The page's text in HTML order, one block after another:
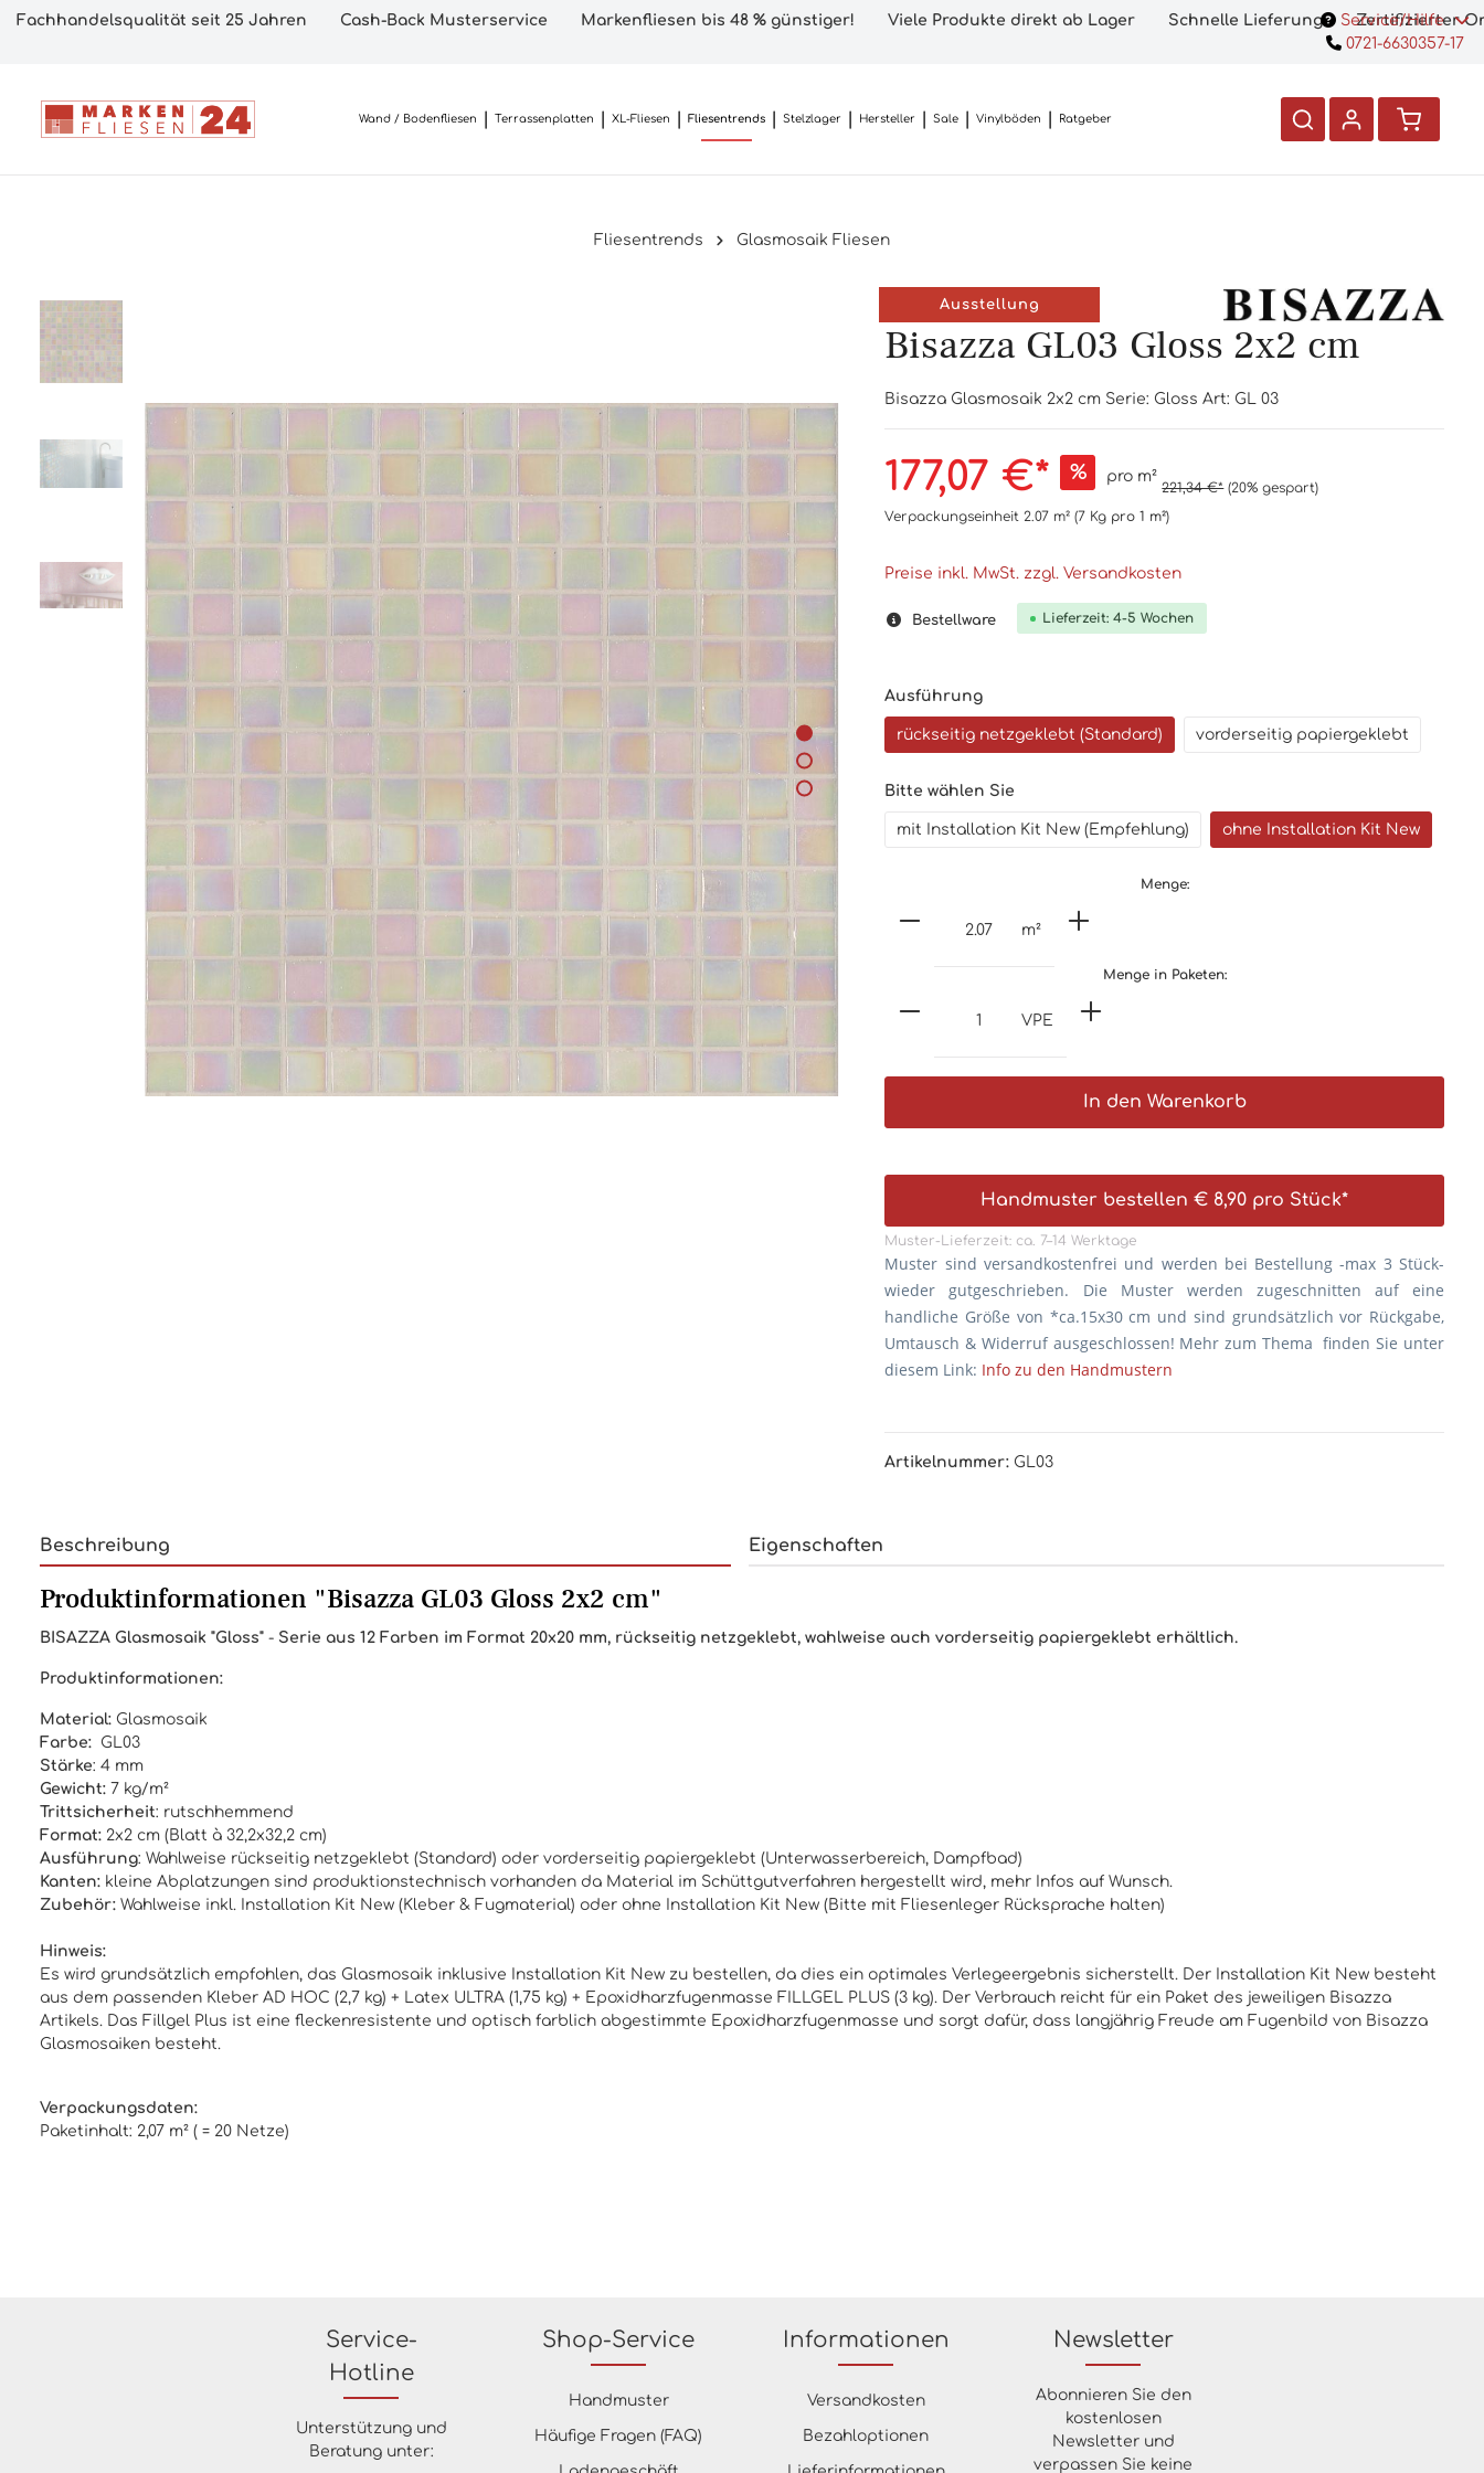
Fachhandelsqualität seit 25 Jahren Cash-Back Musterservice Markenfliesen bis 48 % günstiger! Viele Produkte direkt ab Lager Schnelle Lieferung Zertifizierter
Service/Hilfe
0721-6630357-17
Wand / Bodenfliesen Terrassenplatten XL-Fliesen Fliesentrends Stelzlager Hersteller Sale Vinylböden Ratgeber
Fliesentrends Glasmosaik Fliesen
Ausstellung
Bisazza GL03 Gloss 2x2 cm
Bisazza Glasmosaik 2x2 cm Serie: Gloss Art: GL 03
177,07 €* % pro m²
221,34 €* (20% gespart)
Verpackungseinheit 2.07 m²(7 Kg pro 1 m²)
Preise inkl. MwSt. zzgl. Versandkosten
Bestellware Lieferzeit: 4-5 Wochen
Ausführung
rückseitig netzgeklebt (Standard) vorderseitig papiergeklebt
Bitte wählen Sie
mit Installation Kit New (Empfehlung) ohne Installation Kit New
Menge:
m²
Menge in Paketen:
VPE
In den Warenkorb
Handmuster bestellen € 8,90 pro Stück*
Muster-Lieferzeit: ca. 7–14 Werktage
Muster sind versandkostenfrei und werden bei Bestellung -max 3 Stück-
wieder gutgeschrieben. Die Muster werden zugeschnitten auf eine
handliche Größe von *ca.15x30 cm und sind grundsätzlich vor Rückgabe,
Umtausch & Widerruf ausgeschlossen! Mehr zum Thema finden Sie unter
diesem Link: Info zu den Handmustern
Artikelnummer: GL03
Beschreibung Eigenschaften
Produktinformationen "Bisazza GL03 Gloss 2x2 cm"
BISAZZA Glasmosaik "Gloss" - Serie aus 12 Farben im Format 20x20 mm, rückseitig netzgeklebt, wahlweise auch vorderseitig papiergeklebt erhältlich.
Produktinformationen:
Material: Glasmosaik
Farbe: GL03
Stärke: 4 mm
Gewicht: 7 kg/m²
Trittsicherheit: rutschhemmend
Format: 2x2 cm (Blatt à 32,2x32,2 cm)
Ausführung: Wahlweise rückseitig netzgeklebt (Standard) oder vorderseitig papiergeklebt (Unterwasserbereich, Dampfbad)
Kanten: kleine Abplatzungen sind produktionstechnisch vorhanden da Material im Schüttgutverfahren hergestellt wird, mehr Infos auf Wunsch.
Zubehör: Wahlweise inkl. Installation Kit New ( Kleber & Fugmaterial) oder ohne Installation Kit New (Bitte mit Fliesenleger Rücksprache halten)
Hinweis:
Es wird grundsätzlich empfohlen, das Glasmosaik inklusive Installation Kit New zu bestellen, da dies ein optimales Verlegeergebnis sicherstellt. Der Installation Kit New besteht
aus dem passenden Kleber AD HOC (2,7 kg) + Latex ULTRA (1,75 kg) + Epoxidharzfugenmasse FILLGEL PLUS (3 kg). Der Verbrauch reicht für ein Paket des jeweiligen Bisazza
Artikels. Das Fillgel Plus ist eine fleckenresistente und optisch farblich abgestimmte Epoxidharzfugenmasse und sorgt dafür, dass langjährig Freude am Fugenbild von Bisazza
Glasmosaiken besteht.
Verpackungsdaten:
Paketinhalt: 2,07 m² ( = 20 Netze)
Newsletter
Abonnieren Sie den
kostenlosen
Newsletter und
verpassen Sie keine
Service-
Hotline
Unterstützung und
Beratung unter:
Shop-Service
Handmuster
Häufige Fragen (FAQ)
Informationen
Versandkosten
Bezahloptionen